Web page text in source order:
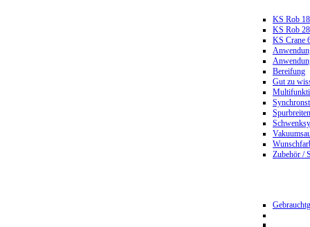
KS Rob
KS Rob
KS Crane
Bereifung
Gut zu
Zubehör /